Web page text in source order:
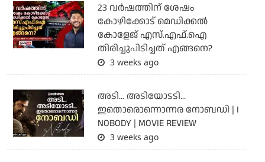
23 വർഷത്തിന് ശേഷം
കോഴിക്കോട് മെഡിക്കൽ
കോളേജ് എസ്.എഫ്.ഐ
തിരിച്ചുപിടിച്ചത് എങ്ങനെ?
3 weeks ago
അടി... അടിയോടടി...
ഇതൊരൊന്നൊന്നര നോബഡി | I
NOBODY | MOVIE REVIEW
3 weeks ago